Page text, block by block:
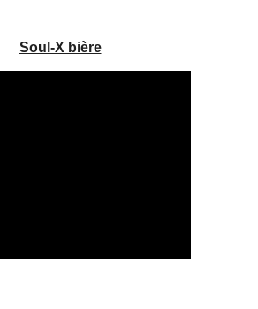
Soul-X bière